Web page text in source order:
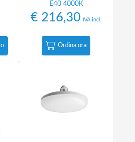
E40 4000K
€ 216,30 IVA incl.
Ordina ora